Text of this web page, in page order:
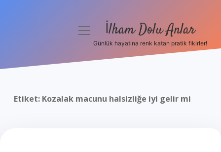
menüyü İlham Dolu Anlar
Günlük hayatına renk katan pratik fikirler!
Etiket: Kozalak macunu halsizliğe iyi gelir mi